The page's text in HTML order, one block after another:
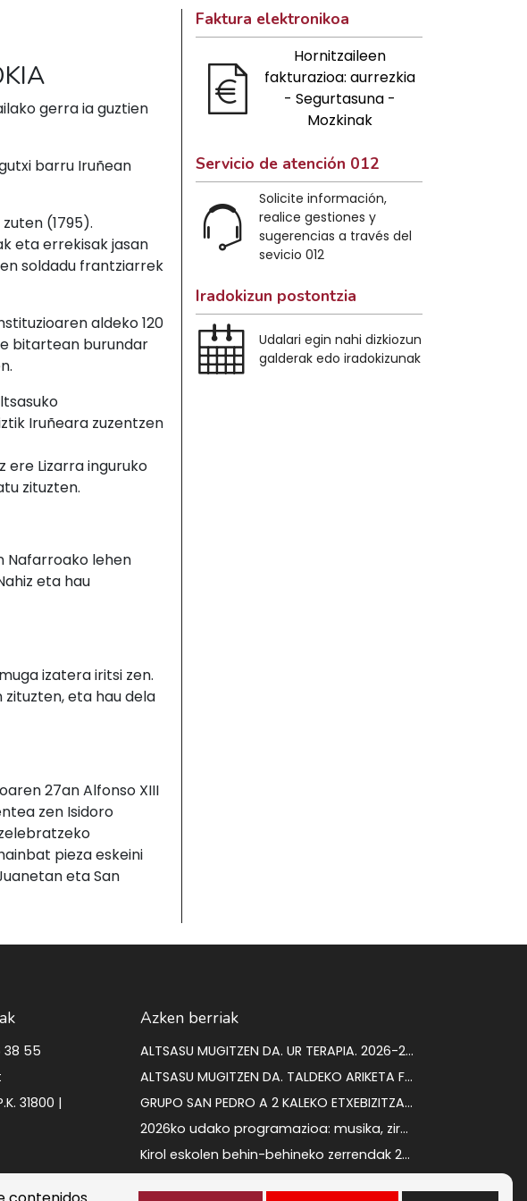
gerra ia guztien
barru Iruñean
(1795).
eta errekisak jasan
soldadu frantziarrek
aldeko 120
bitartean burundar
Iruñeara zuzentzen
ere Lizarra inguruko
zituzten.
Nafarroako lehen
eta hau
izatera iritsi zen.
eta hau dela
27an Alfonso XIII
zen Isidoro
pieza eskeini
eta San
Faktura elektronikoa
Hornitzaileen
fakturazioa: aurrezkia
- Segurtasuna -
Mozkinak
Servicio de atención 012
Solicite información,
realice gestiones y
sugerencias a través del
sevicio 012
Iradokizun postontzia
Udalari egin nahi dizkiozun
galderak edo iradokizunak
38 55
31800 |
Azken berriak
ALTSASU MUGITZEN DA. UR TERAPIA. 2026-2027 IKASTURTEA
ALTSASU MUGITZEN DA. TALDEKO ARIKETA FISIKOA 2026-2027 IKASTURTEA
GRUPO SAN PEDRO A 2 KALEKO ETXEBIZITZAREN ENKANTEA
2026ko udako programazioa: musika, zirkua eta kultura kalean gozatzeko
Kirol eskolen behin-behineko zerrendak 2026-2027